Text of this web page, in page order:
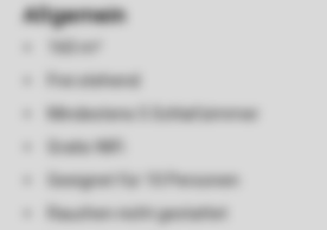
Allgemein
Frei stehend
Mindestens 5 Schlafzimmer
Gratis WiFi
Geeignet für 10 Personen
Rauchen nicht gestattet